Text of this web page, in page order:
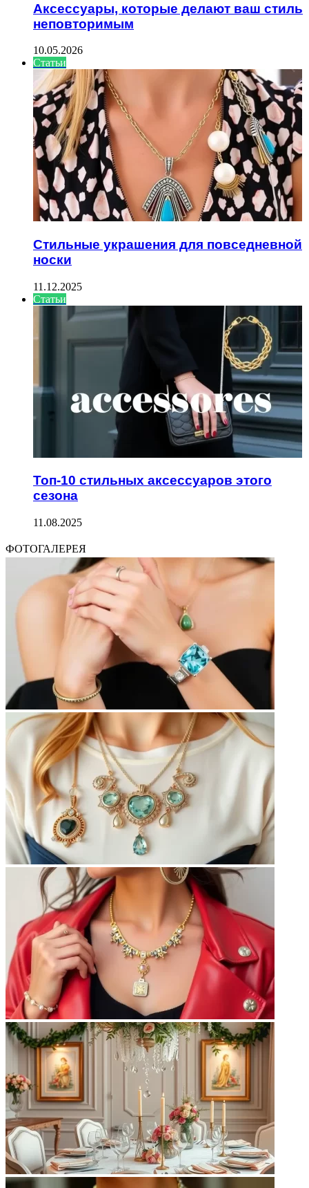
Аксессуары, которые делают ваш стиль
неповторимым
10.05.2026
Статьи
Стильные украшения для повседневной
носки
11.12.2025
Статьи
Топ-10 стильных аксессуаров этого
сезона
11.08.2025
ФОТОГАЛЕРЕЯ